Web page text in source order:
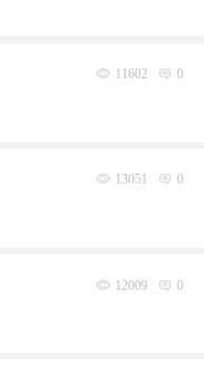
11602 0
13051 0
12009 0